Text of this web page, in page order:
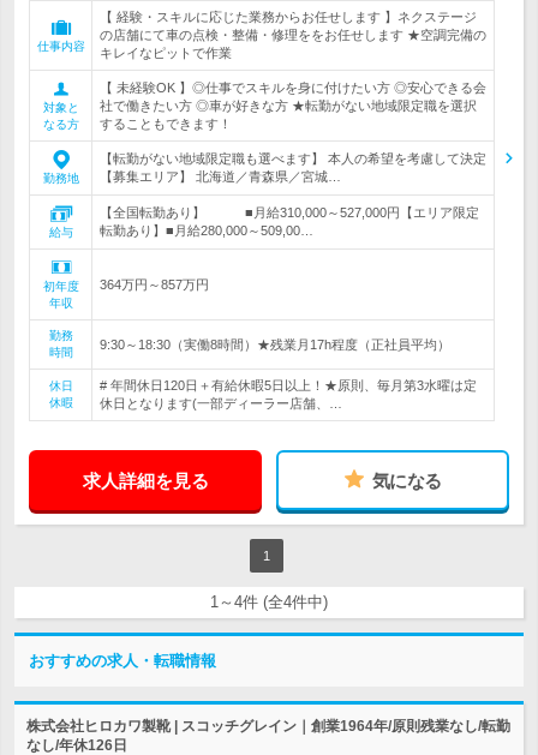
仕事内容
【 経験・スキルに応じた業務からお任せします 】ネクステージ
の店舗にて車の点検・整備・修理ををお任せします ★空調完備の
キレイなピットで作業
対象と
なる方
【 未経験OK 】◎仕事でスキルを身に付けたい方 ◎安心できる会
社で働きたい方 ◎車が好きな方 ★転勤がない地域限定職を選択
することもできます！
勤務地
【転勤がない地域限定職も選べます】 本人の希望を考慮して決定
【募集エリア】 北海道／青森県／宮城…
給与
【全国転勤あり】 ■月給310,000～527,000円【エリア限定
転勤あり】■月給280,000～509,00…
初年度
年収
364万円～857万円
勤務
時間
9:30～18:30（実働8時間）★残業月17h程度（正社員平均）
休日
休暇
# 年間休日120日＋有給休暇5日以上！★原則、毎月第3水曜は定
休日となります(一部ディーラー店舗、…
求人詳細を見る 気になる
1
1～4件 (全4件中)
おすすめの求人・転職情報
株式会社ヒロカワ製靴 | スコッチグレイン｜創業1964年/原則残業なし/転勤
なし/年休126日